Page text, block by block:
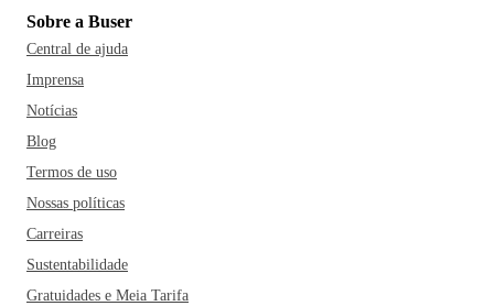
Sobre a Buser
Central de ajuda
Imprensa
Notícias
Blog
Termos de uso
Nossas políticas
Carreiras
Sustentabilidade
Gratuidades e Meia Tarifa